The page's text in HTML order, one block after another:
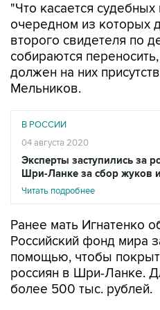
"Что касается
очередном из которых
второго свидетеля по
собираются
должен на них
Мельников.
В РОССИИ
04 августа 2020
Эксперты заступились за
Шри-Ланке за сбор жуков
Читать подробнее
Ранее мать Игнатенко
Российский фонд мира
помощью, чтобы
россиян в Шри-Ланке.
более 500 тыс. рублей.